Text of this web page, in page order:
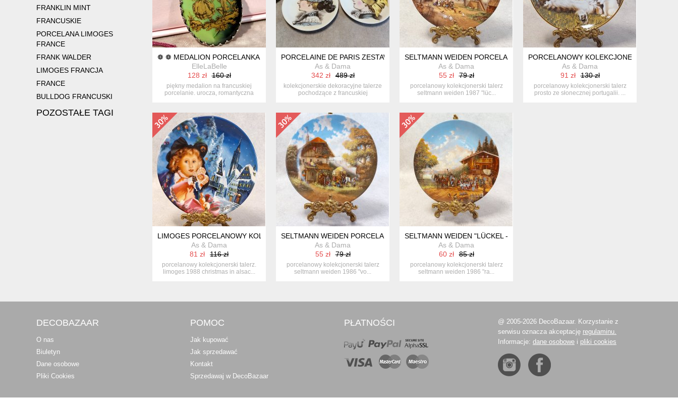
FRANKLIN MINT
FRANCUSKIE
PORCELANA LIMOGES
FRANCE
FRANK WALDER
LIMOGES FRANCJA
FRANCE
BULLDOG FRANCUSKI
POZOSTAŁE TAGI
❁ ❁ MEDALION PORCELANKA ❁ ❁
ElleLaBelle
128 zł
160 zł
piękny medalion na francuskiej
porcelanie. urocza, romantyczna
PORCELAINE DE PARIS ZESTAW TALERZY KAPELUSZE FRANCJA
As & Dama
342 zł
489 zł
kolekcjonerskie dekoracyjne talerze
pochodzące z francuskiej
SELTMANN WEIDEN PORCELANOWY KOLEKCJONERSKI TALERZ 1987
As & Dama
55 zł
79 zł
porcelanowy kolekcjonerski talerz
seltmann weiden 1987 "lüc...
PORCELANOWY KOLEKCJONERSKI
As & Dama
91 zł
130 zł
porcelanowy kolekcjonerski talerz
prosto ze słonecznej portugalii. ...
LIMOGES PORCELANOWY KOLEKCJONERSKI TALERZ 1988 CHRISTMAS IN ALSACE - NOEL EN ALSACE Q133 FRANCJA
As & Dama
81 zł
116 zł
porcelanowy kolekcjonerski talerz.
limoges 1988 christmas in alsac...
SELTMANN WEIDEN PORCELANOWY KOLEKCJONERSKI TALERZ "LÜCKEL - 1986 VOR DER SCHMIEDE" "PRZED
As & Dama
55 zł
79 zł
porcelanowy kolekcjonerski talerz
seltmann weiden 1986 "vo...
SELTMANN WEIDEN "LÜCKEL - 1986 RAST IM GASTHOF", "ODPOCZYNEK W
As & Dama
60 zł
85 zł
porcelanowy kolekcjonerski talerz
seltmann weiden 1986 "ra...
DECOBAZAAR
O nas
Biuletyn
Dane osobowe
Pliki Cookies
POMOC
Jak kupować
Jak sprzedawać
Kontakt
Sprzedawaj w DecoBazaar
PŁATNOŚCI
@ 2005-2026 DecoBazaar. Korzystanie z
serwisu oznacza akceptację regulaminu.
Informacje: dane osobowe i pliki cookies